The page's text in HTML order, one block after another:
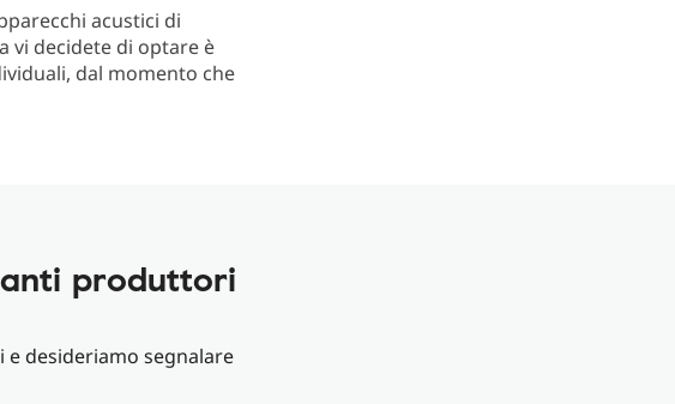
acustici di
vi decidete di optare è
dal momento che
produttori
desideriamo segnalare